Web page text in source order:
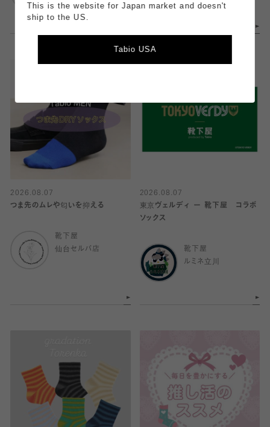
2026.08.07
つま先のムレや匂いを抑える
靴下屋
仙台セルバ店
2026.08.07
東京ヴェルディ ー 靴下屋 コラボ
ソックス
靴下屋
ルミネ立川
This is the website for Japan market and doesn't
ship to the US.
Tabio USA